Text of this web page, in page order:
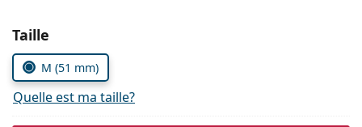
Choisissez les paramètres
Taille
M (51 mm)
Quelle est ma taille?